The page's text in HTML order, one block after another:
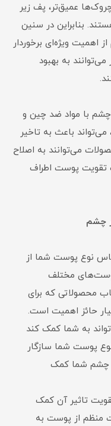
عمیق‌تر، پف زیر
بنابراین در سنین
اهمیت ویژه‌ای برخوردار
به بهبود
چشم با مواد ضد چین و
باعث به تاخیر
می‌توانند به اصلاح
تقویت پوست اطراف
چشم
نوع پوست شما از
پوست‌های مختلف
محصولاتی که برای
حائز اهمیت است.
به شما کمک کند
پوست شما سازگار
چشم شما کمک
تاثیر آن کمک
منظم از پوست به